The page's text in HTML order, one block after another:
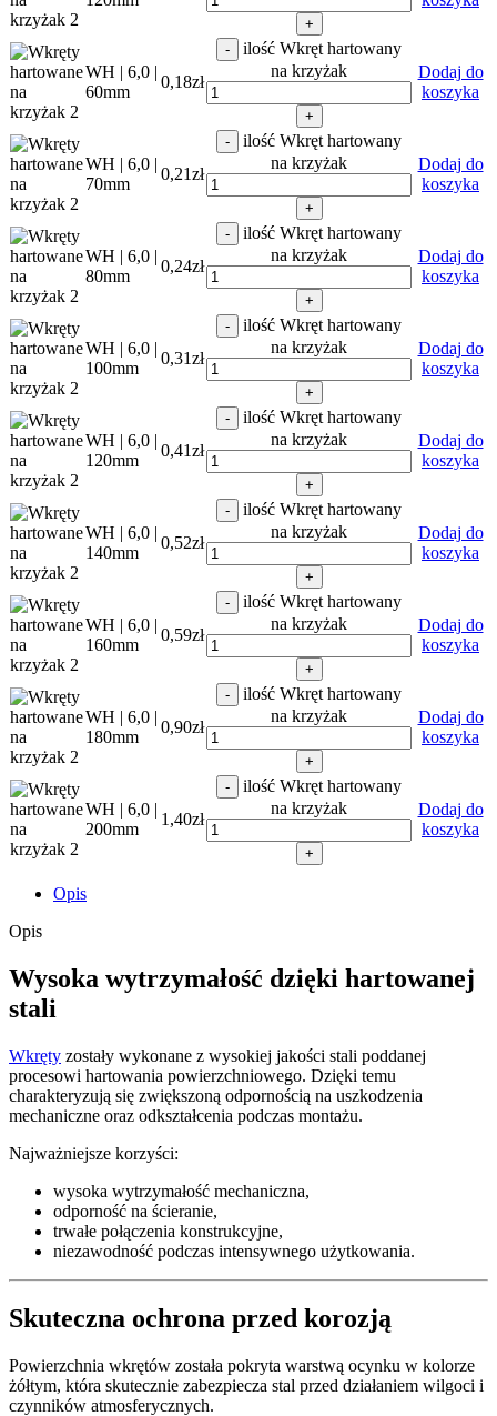
+
WH | 6,0 |
60mm
0,18zł
-
ilość Wkręt hartowany
na krzyżak
+
Dodaj do
koszyka
WH | 6,0 |
70mm
0,21zł
-
ilość Wkręt hartowany
na krzyżak
+
Dodaj do
koszyka
WH | 6,0 |
80mm
0,24zł
-
ilość Wkręt hartowany
na krzyżak
+
Dodaj do
koszyka
WH | 6,0 |
100mm
0,31zł
-
ilość Wkręt hartowany
na krzyżak
+
Dodaj do
koszyka
WH | 6,0 |
120mm
0,41zł
-
ilość Wkręt hartowany
na krzyżak
+
Dodaj do
koszyka
WH | 6,0 |
140mm
0,52zł
-
ilość Wkręt hartowany
na krzyżak
+
Dodaj do
koszyka
WH | 6,0 |
160mm
0,59zł
-
ilość Wkręt hartowany
na krzyżak
+
Dodaj do
koszyka
WH | 6,0 |
180mm
0,90zł
-
ilość Wkręt hartowany
na krzyżak
+
Dodaj do
koszyka
WH | 6,0 |
200mm
1,40zł
-
ilość Wkręt hartowany
na krzyżak
+
Dodaj do
koszyka
Opis
Opis
Wysoka wytrzymałość dzięki hartowanej
stali
Wkręty zostały wykonane z wysokiej jakości stali poddanej
procesowi hartowania powierzchniowego. Dzięki temu
charakteryzują się zwiększoną odpornością na uszkodzenia
mechaniczne oraz odkształcenia podczas montażu.
Najważniejsze korzyści:
wysoka wytrzymałość mechaniczna,
odporność na ścieranie,
trwałe połączenia konstrukcyjne,
niezawodność podczas intensywnego użytkowania.
Skuteczna ochrona przed korozją
Powierzchnia wkrętów została pokryta warstwą ocynku w kolorze
żółtym, która skutecznie zabezpiecza stal przed działaniem wilgoci i
czynników atmosferycznych.